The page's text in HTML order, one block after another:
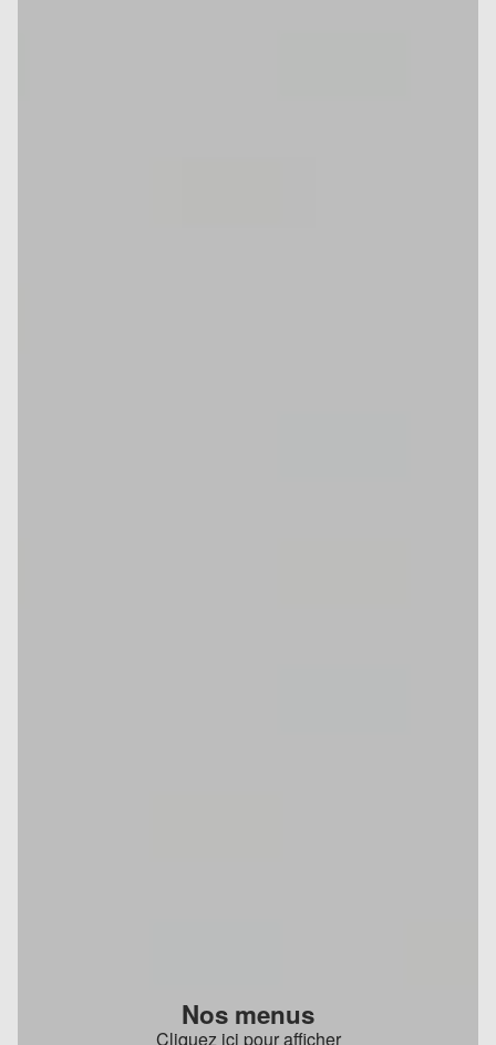
Nos menus
Cliquez ici pour afficher